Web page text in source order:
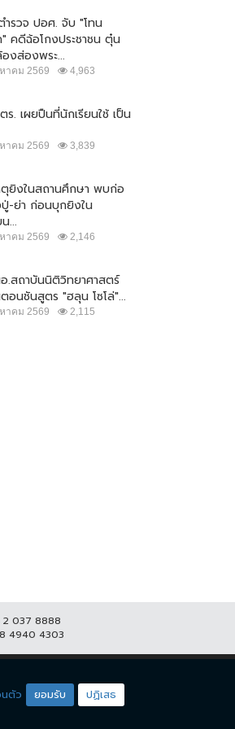
รวจ ปอศ. จับ "โทน
คดีฉ้อโกงประชาชน ตุ๋น
งส่องพระ...
าคม 2569 4,963
ร. เผยปืนที่นักเรียนใช้ เป็น
าคม 2569 3,839
ยิงในสถานศึกษา พบก่อ
-ย่า ก่อนบุกยิงใน
...
าคม 2569 2,146
.สถาบันนิติวิทยาศาสตร์
อนชันสูตร "ฮลุน โซโล่"...
าคม 2569 2,115
2 037 8888
4940 4303
นตัว ยอมรับ ปฏิเสธ